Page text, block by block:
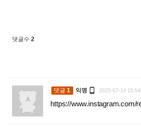
댓글수 2
댓글 1 익명  2025-07-14
https://www.instagram.com/